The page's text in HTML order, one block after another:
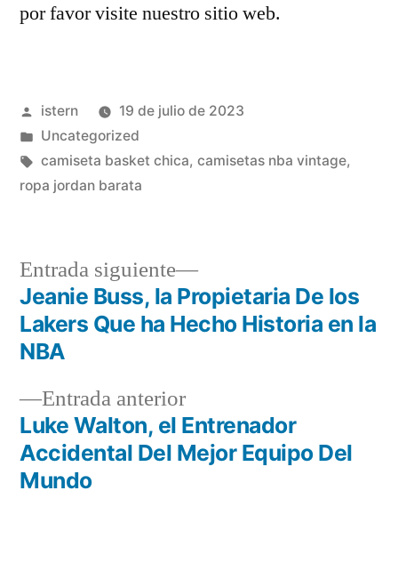
por favor visite nuestro sitio web.
Publicado
por
istern
19 de julio de 2023
Publicado
en
Uncategorized
Etiquetas:
camiseta basket chica, camisetas nba vintage,
ropa jordan barata
Navegación
de
entradas
Entrada anteriorEntrada
anterior:
Luke Walton, el Entrenador
Accidental Del Mejor Equipo Del
Mundo
Entrada siguiente
Entrada
siguiente:
Jeanie Buss, la Propietaria De los
Lakers Que ha Hecho Historia en la
NBA